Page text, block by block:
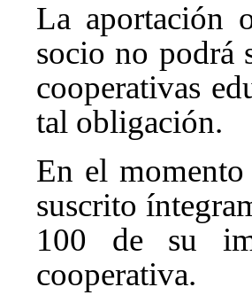
La aportación
socio no podrá
cooperativas
tal obligación.
En el
suscrito
100 de su
cooperativa.